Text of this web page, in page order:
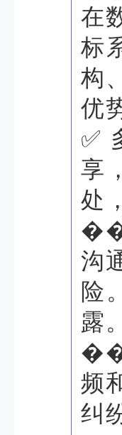
在
标
构
优
✅
享
处
��
沟
险
露
��
频
纠